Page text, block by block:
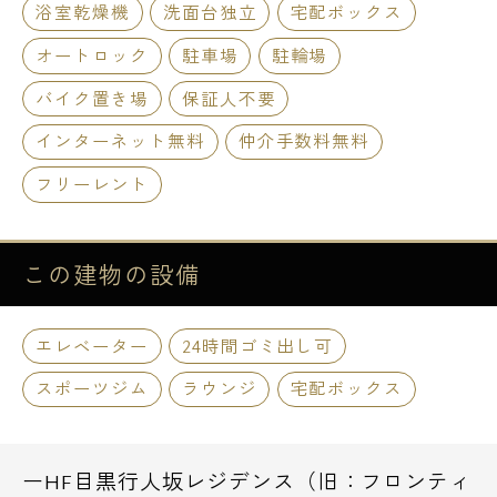
浴室乾燥機
洗面台独立
宅配ボックス
オートロック
駐車場
駐輪場
バイク置き場
保証人不要
インターネット無料
仲介手数料無料
フリーレント
この建物の設備
エレベーター
24時間ゴミ出し可
スポーツジム
ラウンジ 宅配ボックス
ーHF目黒行人坂レジデンス（旧：フロンティ